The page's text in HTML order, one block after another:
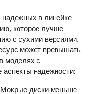
надежных в линейке
которое лучше
с сухими версиями.
может превышать
моделях с
надежности:
Мокрые диски меньше